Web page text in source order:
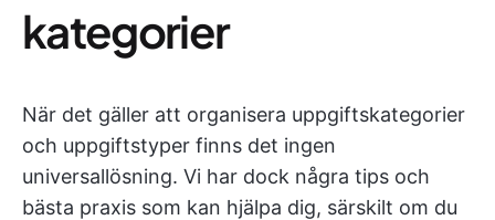
kategorier
När det gäller att organisera uppgiftskategorier
och uppgiftstyper finns det ingen
universallösning. Vi har dock några tips och
bästa praxis som kan hjälpa dig, särskilt om du